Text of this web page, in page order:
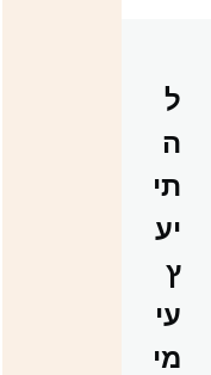
ל
ה
תי
יע
ץ
עי
מי